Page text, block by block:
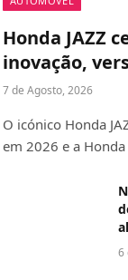
Honda JAZZ
inovação,
7 de Agosto, 2026
O icónico Honda
em 2026 e a
6